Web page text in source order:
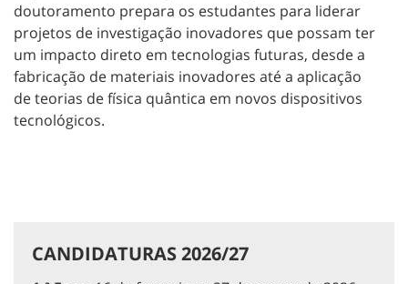
doutoramento prepara os estudantes para liderar
projetos de investigação inovadores que possam ter
um impacto direto em tecnologias futuras, desde a
fabricação de materiais inovadores até a aplicação
de teorias de física quântica em novos dispositivos
tecnológicos.
CANDIDATURAS 2026/27